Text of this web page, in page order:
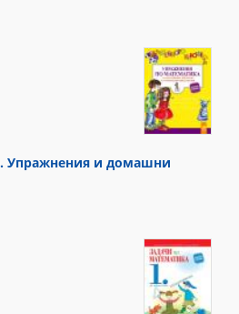
Упражнения и домашни